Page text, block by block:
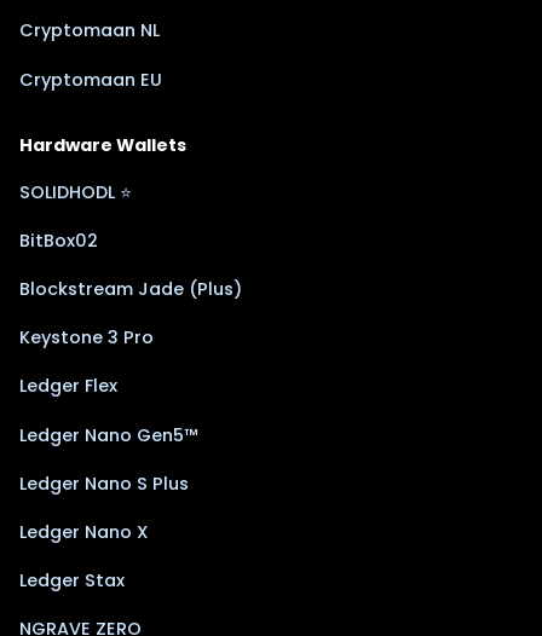
Cryptomaan NL
Cryptomaan EU
Hardware Wallets
SOLIDHODL ⭐
BitBox02
Blockstream Jade (Plus)
Keystone 3 Pro
Ledger Flex
Ledger Nano Gen5™
Ledger Nano S Plus
Ledger Nano X
Ledger Stax
NGRAVE ZERO